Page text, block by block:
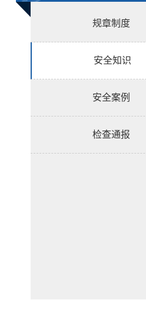
规章制度
安全知识
安全案例
检查通报